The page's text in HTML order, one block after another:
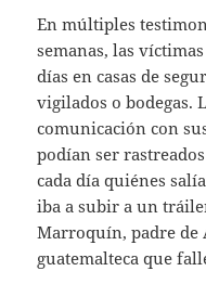
En múltiples
semanas, las
días en casas de
vigilados o bodegas.
comunicación con
podían ser
cada día quiénes
iba a subir a un
Marroquín, padre
guatemalteca que